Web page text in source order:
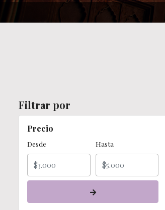
Filtrar por
Precio
Desde Hasta